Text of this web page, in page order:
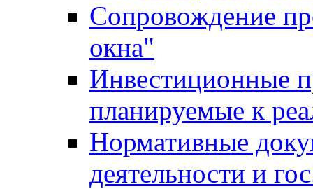
Сопровождение
окна"
Инвестиционные
планируемые к
Нормативные
деятельности и